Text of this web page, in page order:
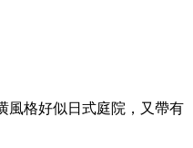
風格好似日式庭院，又帶有